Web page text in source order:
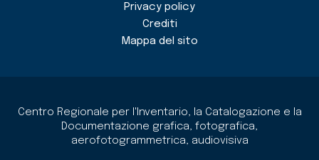
Privacy policy
Crediti
Mappa del sito
Centro Regionale per l'Inventario, la Catalogazione e la
Documentazione grafica, fotografica,
aerofotogrammetrica, audiovisiva